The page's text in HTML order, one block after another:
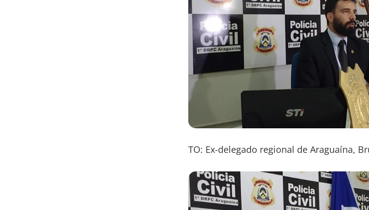
TO: Ex-delegado regional de Araguaína,